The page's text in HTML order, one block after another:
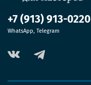
+7 (913) 913-0220
WhatsApp, Telegram